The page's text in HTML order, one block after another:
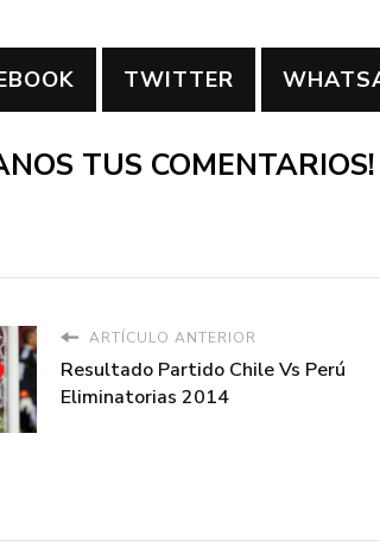
TWITTER
TUS COMENTARIOS!
ARTÍCULO ANTERIOR
Resultado Partido Chile Vs Perú
Eliminatorias 2014